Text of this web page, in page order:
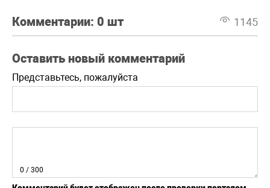
Комментарии: 0 шт 1145
Оставить новый комментарий
Представьтесь, пожалуйста
0 / 300